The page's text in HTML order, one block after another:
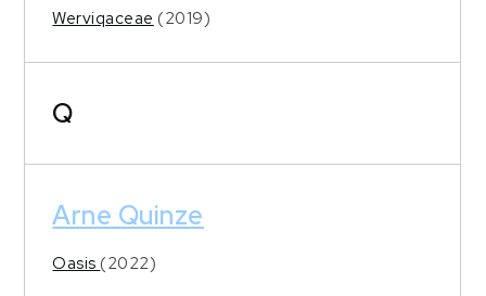
Werviqaceae (2019)
Q
Arne Quinze
Oasis (2022)